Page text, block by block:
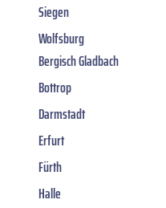
Siegen
Wolfsburg
Bergisch Gladbach
Bottrop
Darmstadt
Erfurt
Fürth
Halle